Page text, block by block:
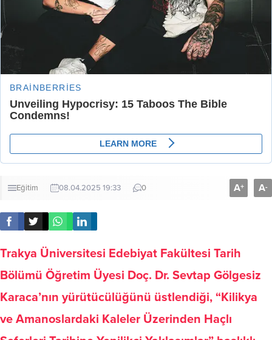
Eğitim 08.04.2025 19:33 0 A+ A-
Trakya Üniversitesi Edebiyat Fakültesi Tarih
Bölümü Öğretim Üyesi Doç. Dr. Sevtap Gölgesiz
Karaca’nın yürütücülüğünü üstlendiği, “Kilikya
ve Amanoslardaki Kaleler Üzerinden Haçlı